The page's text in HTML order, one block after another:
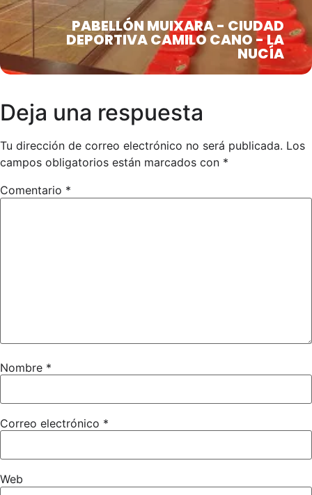
PABELLÓN MUIXARA - CIUDAD
DEPORTIVA CAMILO CANO - LA
NUCÍA
Deja una respuesta
Tu dirección de correo electrónico no será publicada. Los
campos obligatorios están marcados con *
Comentario *
Nombre *
Correo electrónico *
Web